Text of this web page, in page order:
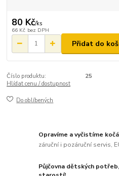
80 Kč/ks
66 Kč bez DPH
Přidat do
Číslo produktu:
25
Hlídat cenu / dostupnost
Do oblíbených
Opravíme a vyčistíme
záruční i pozáruční servis,
Půjčovna dětských